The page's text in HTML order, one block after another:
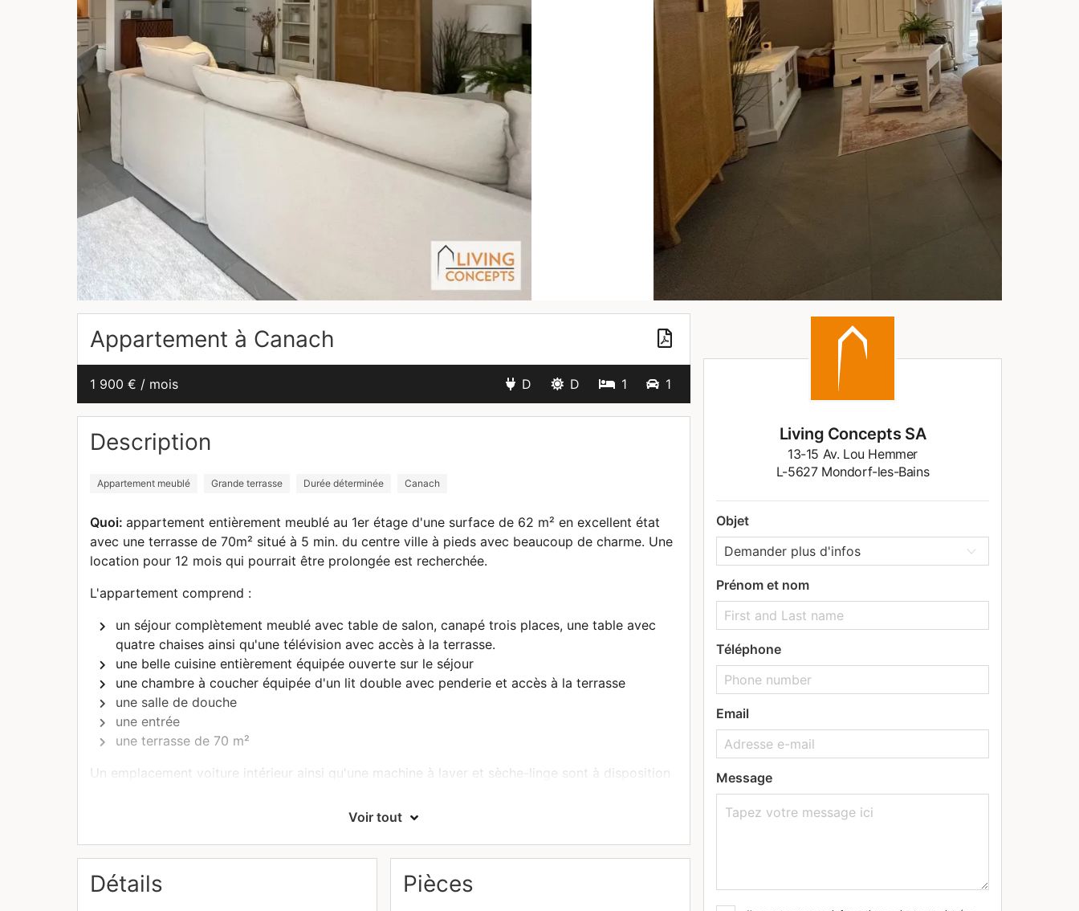
Appartement à Canach
1 900 € / mois D D 1 1
Description
Appartement meublé Grande terrasse Durée déterminée Canach
Quoi: appartement entièrement meublé au 1er étage d'une surface de 62 m² en excellent état
avec une terrasse de 70m² situé à 5 min. du centre ville à pieds avec beaucoup de charme. Une
location pour 12 mois qui pourrait être prolongée est recherchée.
L'appartement comprend :
un séjour complètement meublé avec table de salon, canapé trois places, une table avec
quatre chaises ainsi qu'une télévision avec accès à la terrasse.
une belle cuisine entièrement équipée ouverte sur le séjour
une chambre à coucher équipée d'un lit double avec penderie et accès à la terrasse
une salle de douche
une entrée
une terrasse de 70 m²
Un emplacement voiture intérieur ainsi qu'une machine à laver et sèche-linge sont à disposition
Où : dans la charmante commune de Canach, une section de la commune de Lenningen dans le
canton de Remich qui accueille aussi le plus grand parcours de golf du Luxembourg, le Kikuoka
Country Club, niché dans un cadre naturel exceptionnel.
Pourquoi : la résidence est idéalement située à proximité d’un arrêt de bus avec connexions vers
Voir tout
Détails Pièces
Living Concepts SA
13-15 Av. Lou Hemmer
L-5627 Mondorf-les-Bains
Objet
Prénom et nom
Téléphone
Email
Message